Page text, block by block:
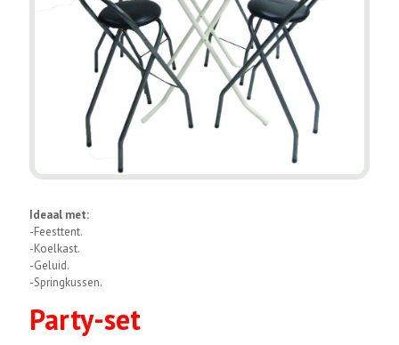
Ideaal met:
-Feesttent.
-Koelkast.
-Geluid.
-Springkussen.
Party-set